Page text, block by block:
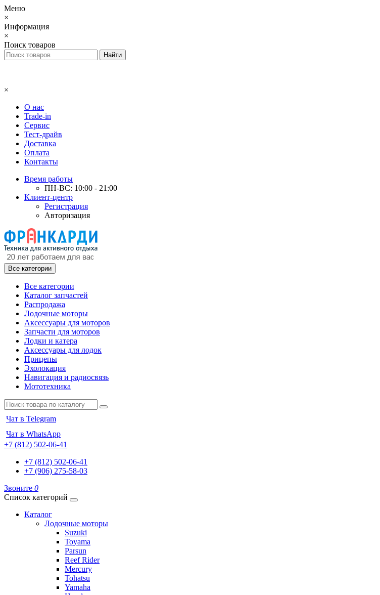
Меню
×
Информация
×
Поиск товаров
×
О нас
Trade-in
Сервис
Тест-драйв
Доставка
Оплата
Контакты
Время работы
ПН-ВС: 10:00 - 21:00
Клиент-центр
Регистрация
Авторизация
Все категории
Все категории
Каталог запчастей
Распродажа
Лодочные моторы
Аксессуары для моторов
Запчасти для моторов
Лодки и катера
Аксессуары для лодок
Прицепы
Эхолокация
Навигация и радиосвязь
Мототехника
Чат в Telegram
Чат в WhatsApp
+7 (812) 502-06-41
+7 (812) 502-06-41
+7 (906) 275-58-03
Звоните 0
Список категорий
Каталог
Лодочные моторы
Suzuki
Toyama
Parsun
Reef Rider
Mercury
Tohatsu
Yamaha